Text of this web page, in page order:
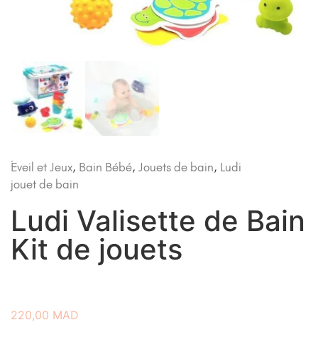
Éveil et Jeux, Bain Bébé, Jouets de bain, Ludi
jouet de bain
Ludi Valisette de Bain
Kit de jouets
220,00 MAD